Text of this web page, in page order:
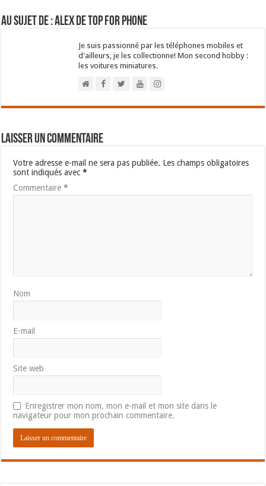
Au sujet de : Alex de Top For Phone
Je suis passionné par les téléphones mobiles et
d'ailleurs, je les collectionne! Mon second hobby :
les voitures miniatures.
Laisser un commentaire
Votre adresse e-mail ne sera pas publiée. Les champs obligatoires
sont indiqués avec*
Commentaire*
Nom
E-mail
Site web
Enregistrer mon nom, mon e-mail et mon site dans le
navigateur pour mon prochain commentaire.